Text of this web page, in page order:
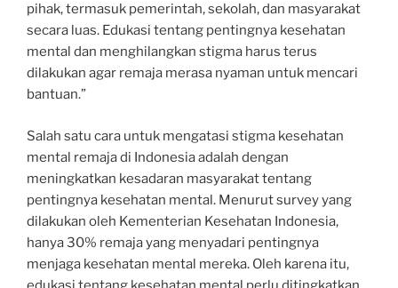
pihak, termasuk pemerintah, sekolah, dan masyarakat
secara luas. Edukasi tentang pentingnya kesehatan
mental dan menghilangkan stigma harus terus
dilakukan agar remaja merasa nyaman untuk mencari
bantuan.”
Salah satu cara untuk mengatasi stigma kesehatan
mental remaja di Indonesia adalah dengan
meningkatkan kesadaran masyarakat tentang
pentingnya kesehatan mental. Menurut survey yang
dilakukan oleh Kementerian Kesehatan Indonesia,
hanya 30% remaja yang menyadari pentingnya
menjaga kesehatan mental mereka. Oleh karena itu,